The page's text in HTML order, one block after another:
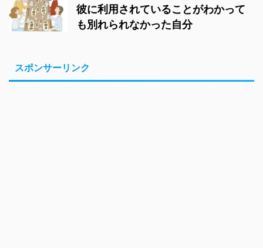
彼に利用されていることがわかって
も別れられなかった自分
スポンサーリンク